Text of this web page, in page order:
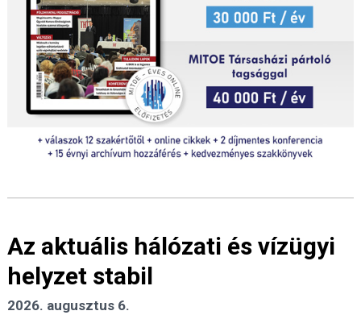
Az aktuális hálózati és vízügyi
helyzet stabil
2026. augusztus 6.